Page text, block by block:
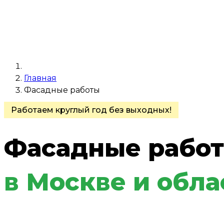
Главная
Фасадные работы
Работаем круглый год без выходных!
Фасадные
в Москве и